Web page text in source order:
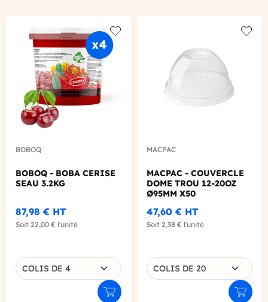
Add to wishlist
BOBOQ
BOBOQ - BOBA CERISE
SEAU 3.2KG
87,98 € HT
Soit 22,00 € l'unité
Choisissez une déclinaison
COLIS DE 4
Ajouter au panier
MACPAC
MACPAC - COUVERCLE
DOME TROU 12-20OZ
Ø95MM X50
47,60 € HT
Soit 2,38 € l'unité
Choisissez une déclinaison
COLIS DE 20